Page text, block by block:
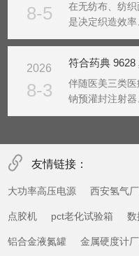
不准等问题。...
8-5
在无纺布、纺
是决定织造效率
纺粘无纺布、
顿、面料粘连、
接影响生产...
2026
8-3
伴随医美三类
钠预灌封注射
核查、GMP审
CCIT无损检测
破坏性试...
友情链接：
大功率高压电源 西安氢气
点胶机 pct老化试验箱 数
铝合金液氮罐 金属硬度计